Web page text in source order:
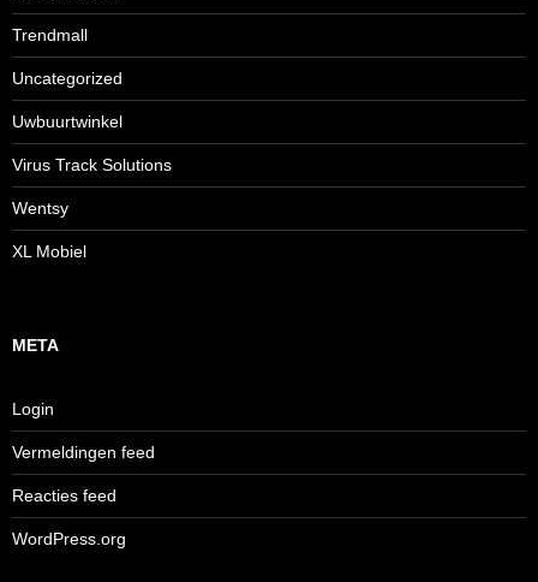
Trendmall
Uncategorized
Uwbuurtwinkel
Virus Track Solutions
Wentsy
XL Mobiel
META
Login
Vermeldingen feed
Reacties feed
WordPress.org